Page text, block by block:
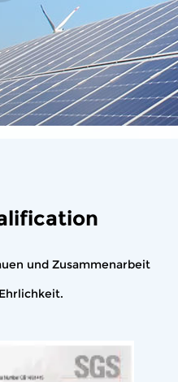
und Zusammenarbeit